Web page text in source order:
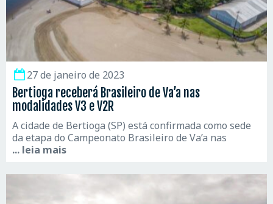
27 de janeiro de 2023
Bertioga receberá Brasileiro de Va’a nas
modalidades V3 e V2R
A cidade de Bertioga (SP) está confirmada como sede
da etapa do Campeonato Brasileiro de Va’a nas
... leia mais